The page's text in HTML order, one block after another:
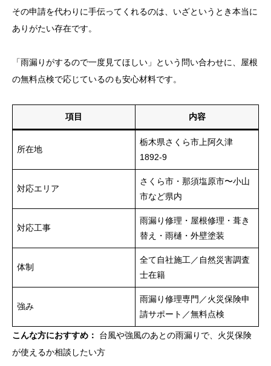
その申請を代わりに手伝ってくれるのは、いざというとき本当に
ありがたい存在です。
「雨漏りがするので一度見てほしい」という問い合わせに、屋根
の無料点検で応じているのも安心材料です。
項目 内容
所在地
栃木県さくら市上阿久津
1892-9
対応エリア
さくら市・那須塩原市〜小山
市など県内
対応工事
雨漏り修理・屋根修理・葺き
替え・雨樋・外壁塗装
体制
全て自社施工／自然災害調査
士在籍
強み
雨漏り修理専門／火災保険申
請サポート／無料点検
こんな方におすすめ：
台風や強風のあとの雨漏りで、火災保険
が使えるか相談したい方